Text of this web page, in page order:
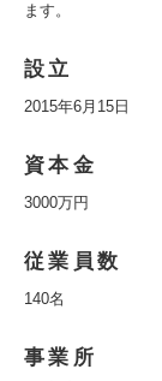
ます。
設立
2015年6月15日
資本金
3000万円
従業員数
140名
事業所